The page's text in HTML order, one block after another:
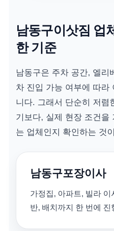
남동구이삿짐 업
한 기준
남동구은 주차 공간, 엘리
차 진입 가능 여부에 따라
니다. 그래서 단순히 저렴
기보다, 실제 현장 조건을
는 업체인지 확인하는 것
남동구포장이사
가정집, 아파트, 빌라
반, 배치까지 한 번에